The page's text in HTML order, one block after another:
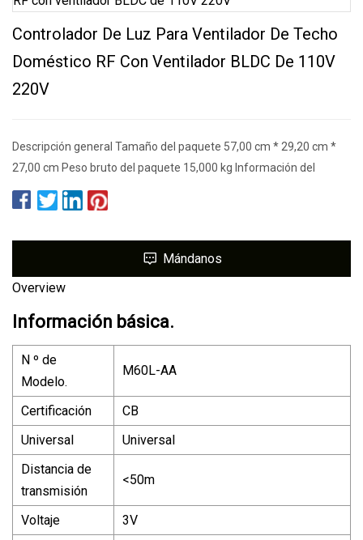
Controlador De Luz Para Ventilador De Techo
Doméstico RF Con Ventilador BLDC De 110V
220V
Descripción general Tamaño del paquete 57,00 cm * 29,20 cm *
27,00 cm Peso bruto del paquete 15,000 kg Información del
Mándanos
Overview
Información básica.
N º de
Modelo.
M60L-AA
Certificación
CB
Universal
Universal
Distancia de
transmisión
<50m
Voltaje
3V